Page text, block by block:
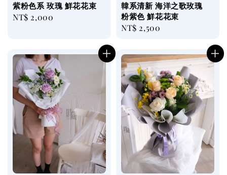
紫粉色系 玫瑰 鮮花花束
Regular
NT$ 2,000
韓系清新 海洋之歌玫瑰
粉紫色 鮮花花束
Regular
NT$ 2,500